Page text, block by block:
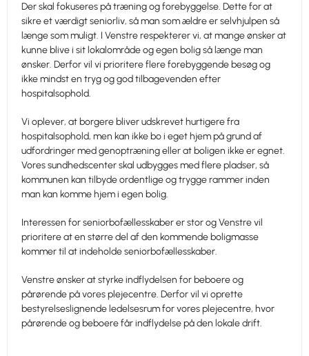
Der skal fokuseres på træning og forebyggelse. Dette for at
sikre et værdigt seniorliv, så man som ældre er selvhjulpen så
længe som muligt. I Venstre respekterer vi, at mange ønsker at
kunne blive i sit lokalområde og egen bolig så længe man
ønsker. Derfor vil vi prioritere flere forebyggende besøg og
ikke mindst en tryg og god tilbagevenden efter
hospitalsophold.
Vi oplever, at borgere bliver udskrevet hurtigere fra
hospitalsophold, men kan ikke bo i eget hjem på grund af
udfordringer med genoptræning eller at boligen ikke er egnet.
Vores sundhedscenter skal udbygges med flere pladser, så
kommunen kan tilbyde ordentlige og trygge rammer inden
man kan komme hjem i egen bolig.
Interessen for seniorbofællesskaber er stor og Venstre vil
prioritere at en større del af den kommende boligmasse
kommer til at indeholde seniorbofællesskaber.
Venstre ønsker at styrke indflydelsen for beboere og
pårørende på vores plejecentre. Derfor vil vi oprette
bestyrelseslignende ledelsesrum for vores plejecentre, hvor
pårørende og beboere får indflydelse på den lokale drift.